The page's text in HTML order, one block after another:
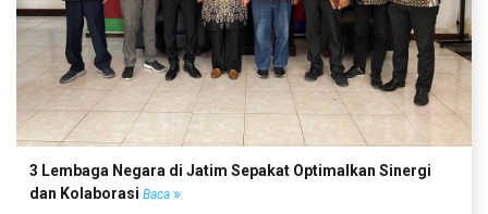
3 Lembaga Negara di Jatim Sepakat Optimalkan Sinergi
dan Kolaborasi Baca